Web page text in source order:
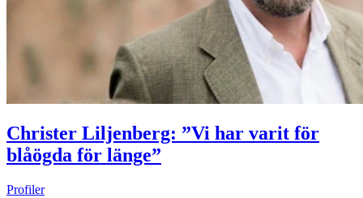
Christer Liljenberg: ”Vi har varit för
blåögda för länge”
Profiler